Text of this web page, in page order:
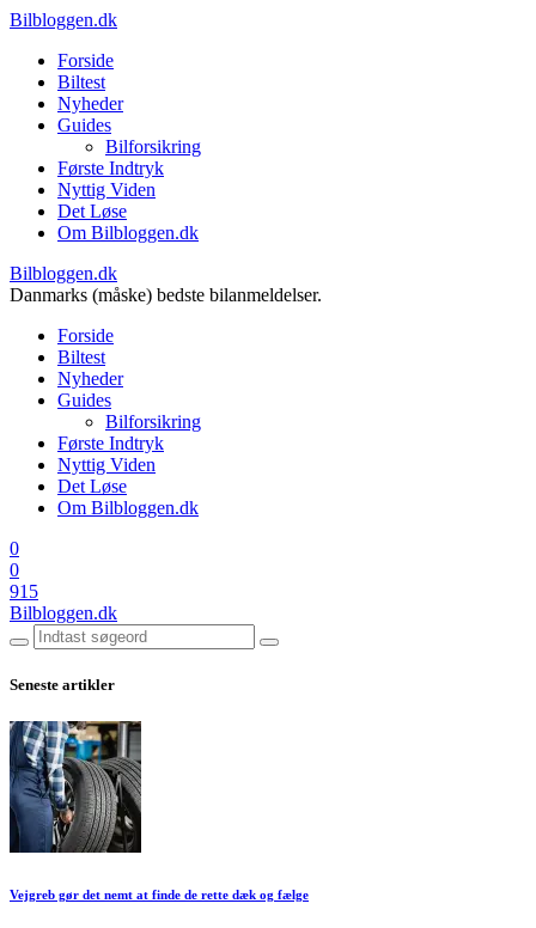
Bilbloggen.dk
Forside
Biltest
Nyheder
Guides
Bilforsikring
Første Indtryk
Nyttig Viden
Det Løse
Om Bilbloggen.dk
Bilbloggen.dk
Danmarks (måske) bedste bilanmeldelser.
Forside
Biltest
Nyheder
Guides
Bilforsikring
Første Indtryk
Nyttig Viden
Det Løse
Om Bilbloggen.dk
0
0
915
Bilbloggen.dk
Seneste artikler
Vejgreb gør det nemt at finde de rette dæk og fælge